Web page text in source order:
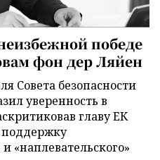
победе
фон дер Ляйен
Совета безопасности
уверенность в
главу ЕК
поддержку
«наплевательского»